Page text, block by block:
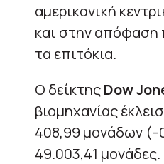
αμερικανική
και στην απόφαση
τα επιτόκια.
O δείκτηςDow
βιομηχανίας
408,99 μονάδων
49.003,41 μονάδες.